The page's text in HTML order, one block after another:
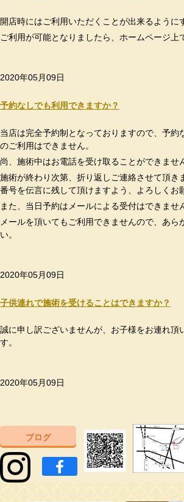
開店時にはご利用いただくことが出来るように
ご利用が可能となりましたら、ホームページ上
2020年05月09日
予約なしでも利用できますか？
当店は完全予約制となっておりますので、予約
のご利用はできません。
尚、施術中はお電話を受け取ることができませ
施術が終わり次第、折り返しご連絡させて頂き
番号を伝言に残して頂けますよう、よろしくお
また、当日予約はメールによる受付はできませ
メールを頂いてもご利用できませんので、あら
い。
2020年05月09日
子供連れで施術を受けることはできますか？
誠に申し訳ございませんが、お子様をお連れ頂
す。
2020年05月09日
ブログ